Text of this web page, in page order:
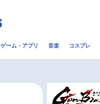
配信・Vtuber
ゲーム・アプリ 音楽 コスプレ